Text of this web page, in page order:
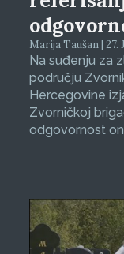
Marija Taušan | 27.
Na suđenju za
području
Hercegovine
Zvorničkoj
odgovornost